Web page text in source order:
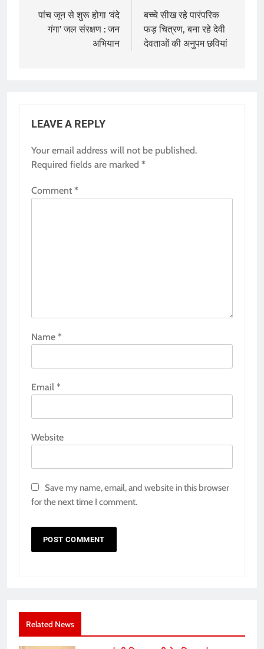
navigation
पांच जून से शुरू होगा ‘वंदे
गंगा’ जल संरक्षण : जन
अभियान
बच्चे सीख रहे पारंपरिक
फड़ चित्रण, बना रहे देवी
देवताओं की अनुपम छवियां
LEAVE A REPLY
Your email address will not be published.
Required fields are marked *
Comment *
Name *
Email *
Website
Save my name, email, and website in this browser
for the next time I comment.
Related News